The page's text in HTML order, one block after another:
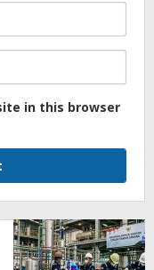
in this browser